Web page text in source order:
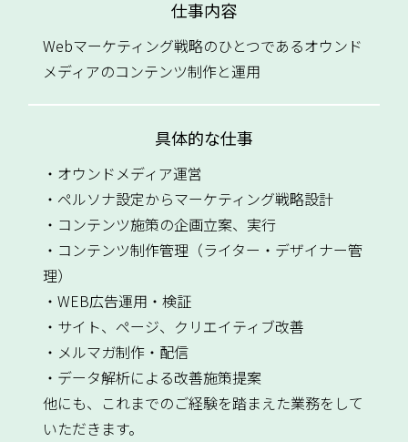
仕事内容
Webマーケティング戦略のひとつであるオウンド
メディアのコンテンツ制作と運用
具体的な仕事
・オウンドメディア運営
・ペルソナ設定からマーケティング戦略設計
・コンテンツ施策の企画立案、実行
・コンテンツ制作管理（ライター・デザイナー管
理）
・WEB広告運用・検証
・サイト、ページ、クリエイティブ改善
・メルマガ制作・配信
・データ解析による改善施策提案
他にも、これまでのご経験を踏まえた業務をして
いただきます。